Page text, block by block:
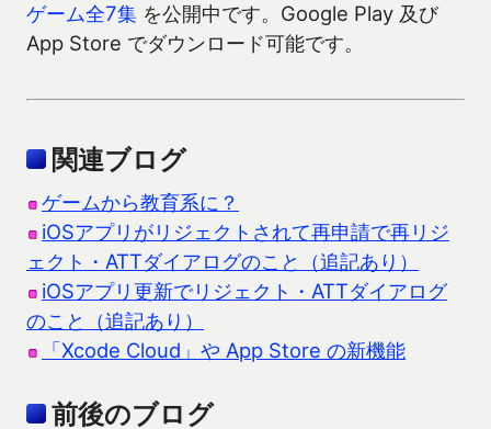
ゲーム全7集 を公開中です。Google Play 及び
App Store でダウンロード可能です。
関連ブログ
ゲームから教育系に？
iOSアプリがリジェクトされて再申請で再リジ
ェクト・ATTダイアログのこと（追記あり）
iOSアプリ更新でリジェクト・ATTダイアログ
のこと（追記あり）
「Xcode Cloud」や App Store の新機能
前後のブログ